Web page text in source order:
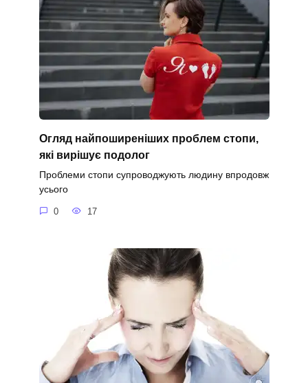
Огляд найпоширеніших проблем стопи,
які вирішує подолог
Проблеми стопи супроводжують людину впродовж
усього
0 17